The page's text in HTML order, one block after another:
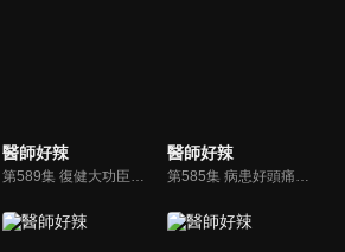
醫師好辣 醫師好辣